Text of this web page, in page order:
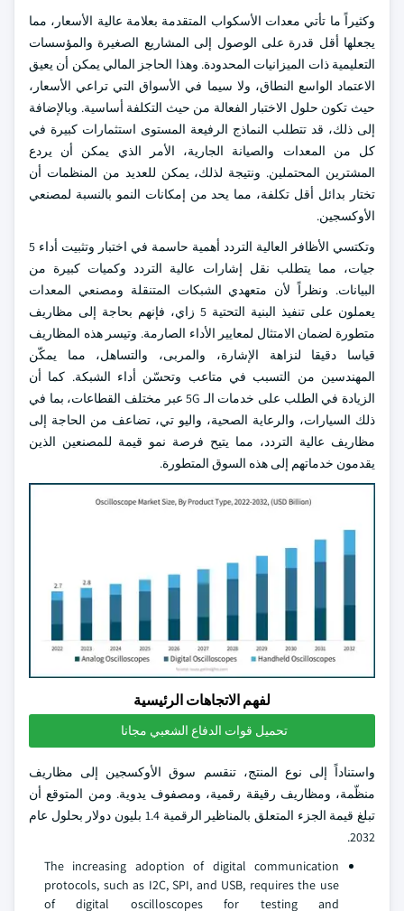
وكثيراً ما تأتي معدات الأسكواب المتقدمة بعلامة عالية الأسعار، مما
يجعلها أقل قدرة على الوصول إلى المشاريع الصغيرة والمؤسسات
التعليمية ذات الميزانيات المحدودة. وهذا الحاجز المالي يمكن أن يعيق
الاعتماد الواسع النطاق، ولا سيما في الأسواق التي تراعي الأسعار،
حيث تكون حلول الاختبار الفعالة من حيث التكلفة أساسية. وبالإضافة
إلى ذلك، قد تتطلب النماذج الرفيعة المستوى استثمارات كبيرة في
كل من المعدات والصيانة الجارية، الأمر الذي يمكن أن يردع
المشترين المحتملين. ونتيجة لذلك، يمكن للعديد من المنظمات أن
تختار بدائل أقل تكلفة، مما يحد من إمكانات النمو بالنسبة لمصنعي
الأوكسجين.
وتكتسي الأظافر العالية التردد أهمية حاسمة في اختبار وتثبيت أداء 5
جيات، مما يتطلب نقل إشارات عالية التردد وكميات كبيرة من
البيانات. ونظراً لأن متعهدي الشبكات المتنقلة ومصنعي المعدات
يعملون على تنفيذ البنية التحتية 5 زاي، فإنهم بحاجة إلى مظاريف
متطورة لضمان الامتثال لمعايير الأداء الصارمة. وتيسر هذه المظاريف
قياسا دقيقا لنزاهة الإشارة، والمربى، والتساهل، مما يمكّن
المهندسين من التسبب في متاعب وتحسّن أداء الشبكة. كما أن
الزيادة في الطلب على خدمات الـ 5G عبر مختلف القطاعات، بما في
ذلك السيارات، والرعاية الصحية، واليو تي، تضاعف من الحاجة إلى
مظاريف عالية التردد، مما يتيح فرصة نمو قيمة للمصنعين الذين
يقدمون خدماتهم إلى هذه السوق المتطورة.
لفهم الاتجاهات الرئيسية
تحميل قوات الدفاع الشعبي مجانا
واستناداً إلى نوع المنتج، تنقسم سوق الأوكسجين إلى مظاريف
منظّمة، ومظاريف رقيقة رقمية، ومصفوف يدوية. ومن المتوقع أن
تبلغ قيمة الجزء المتعلق بالمناظير الرقمية 1.4 بليون دولار بحلول عام
2032.
The increasing adoption of digital communication
protocols, such as I2C, SPI, and USB, requires the use
of digital oscilloscopes for testing and